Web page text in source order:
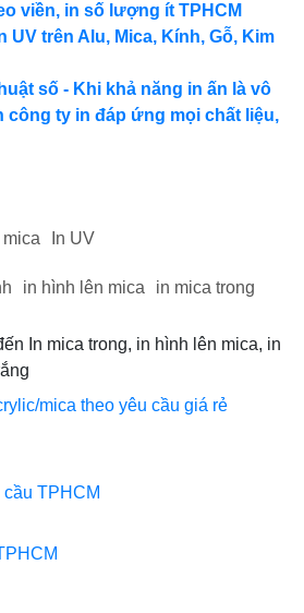
viền, in số lượng ít TPHCM
UV trên Alu, Mica, Kính, Gỗ, Kim
số - Khi khả năng in ấn là vô
công ty in đáp ứng mọi chất liệu,
mica In UV
in hình lên mica in mica trong
In mica trong, in hình lên mica, in
mica theo yêu cầu giá rẻ
cầu TPHCM